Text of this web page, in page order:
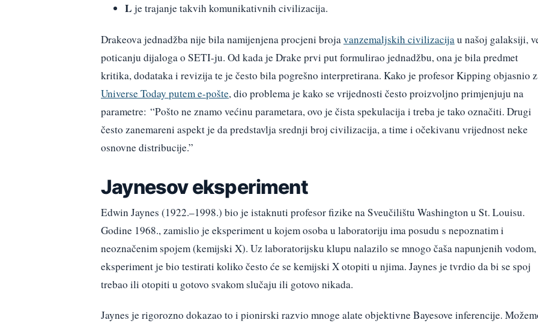
L je trajanje takvih komunikativnih civilizacija.
Drakeova jednadžba nije bila namijenjena procjeni broja vanzemaljskih civilizacijau našoj galaksiji,
poticanju dijaloga o SETI-ju. Od kada je Drake prvi put formulirao jednadžbu, ona je bila predmet
kritika, dodataka i revizija te je često bila pogrešno interpretirana. Kako je profesor Kipping objasnio
Universe Today putem e-pošte, dio problema je kako se vrijednosti često proizvoljno primjenjuju na
parametre: “Pošto ne znamo većinu parametara, ovo je čista spekulacija i treba je tako označiti. Drugi
često zanemareni aspekt je da predstavlja srednji broj civilizacija, a time i očekivanu vrijednost neke
osnovne distribucije.”
Jaynesov eksperiment
Edwin Jaynes (1922.–1998.) bio je istaknuti profesor fizike na Sveučilištu Washington u St. Louisu.
Godine 1968., zamislio je eksperiment u kojem osoba u laboratoriju ima posudu s nepoznatim i
neoznačenim spojem (kemijski X). Uz laboratorijsku klupu nalazilo se mnogo čaša napunjenih vodom,
eksperiment je bio testirati koliko često će se kemijski X otopiti u njima. Jaynes je tvrdio da bi se spoj
trebao ili otopiti u gotovo svakom slučaju ili gotovo nikada.
Jaynes je rigorozno dokazao to i pionirski razvio mnoge alate objektivne Bayesove inferencije.